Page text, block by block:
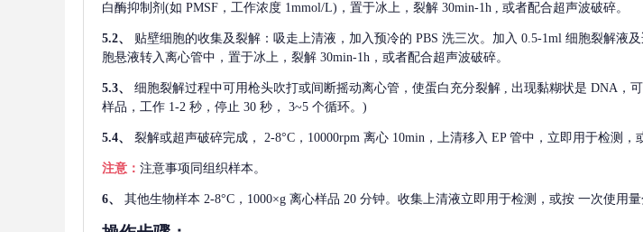
白酶抑制剂(如 PMSF，工作浓度 1mmol/L)，置于冰上，裂解 30min-1h , 或者配合超声波破碎。
5.2、 贴壁细胞的收集及裂解：吸走上清液，加入预冷的 PBS 洗三次。加入 0.5-1ml 细胞裂解液
胞悬液转入离心管中，置于冰上，裂解 30min-1h，或者配合超声波破碎。
5.3、 细胞裂解过程中可用枪头吹打或间断摇动离心管，使蛋白充分裂解 , 出现黏糊状是 DNA，
样品，工作 1-2 秒，停止 30 秒， 3~5 个循环。)
5.4、 裂解或超声破碎完成， 2-8°C，10000rpm 离心 10min，上清移入 EP 管中，立即用于检测，
注意： 注意事项同组织样本。
6、 其他生物样本 2-8°C，1000×g 离心样品 20 分钟。收集上清液立即用于检测，或按 一次使用量